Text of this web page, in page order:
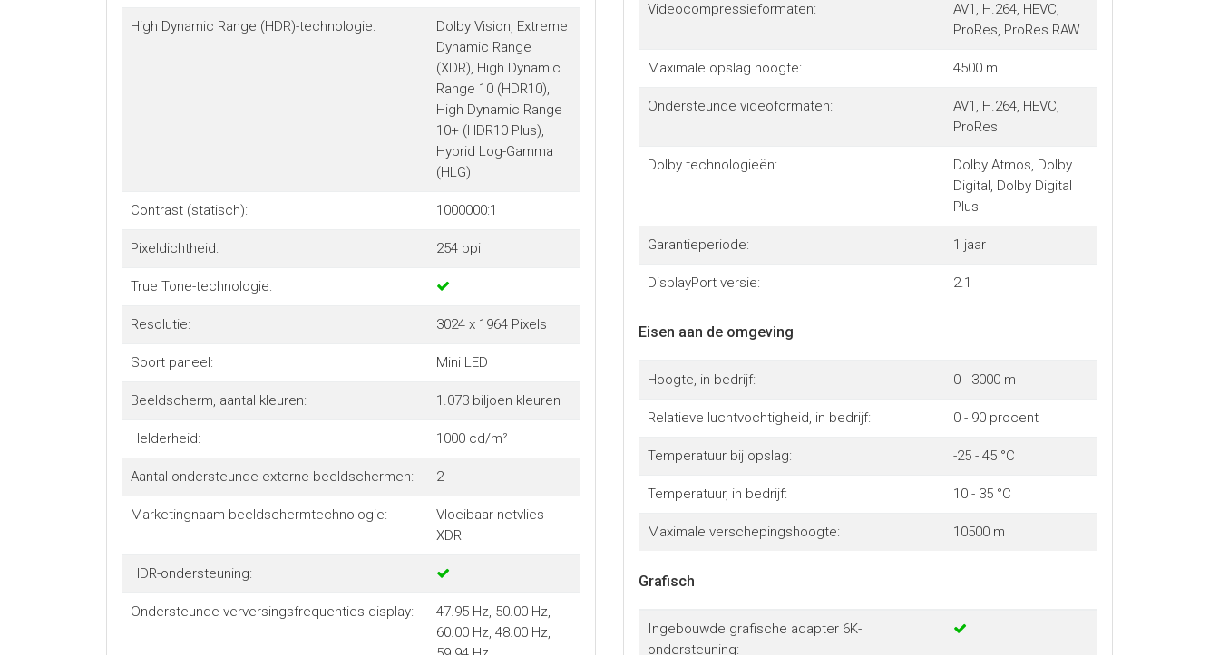
High Dynamic Range (HDR)-technologie:
Dolby Vision, Extreme
Dynamic Range
(XDR), High Dynamic
Range 10 (HDR10),
High Dynamic Range
10+ (HDR10 Plus),
Hybrid Log-Gamma
(HLG)
Contrast (statisch): 1000000:1
Pixeldichtheid: 254 ppi
True Tone-technologie:
Resolutie: 3024 x 1964 Pixels
Soort paneel: Mini LED
Beeldscherm, aantal kleuren: 1.073 biljoen kleuren
Helderheid: 1000 cd/m²
Aantal ondersteunde externe beeldschermen: 2
Marketingnaam beeldschermtechnologie:
Vloeibaar netvlies
XDR
HDR-ondersteuning:
Ondersteunde verversingsfrequenties display:
47.95 Hz, 50.00 Hz,
60.00 Hz, 48.00 Hz,
Videocompressieformaten:
AV1, H.264, HEVC,
ProRes, ProRes RAW
Maximale opslag hoogte: 4500 m
Ondersteunde videoformaten:
AV1, H.264, HEVC,
ProRes
Dolby technologieën:
Dolby Atmos, Dolby
Digital, Dolby Digital
Plus
Garantieperiode: 1 jaar
DisplayPort versie: 2.1
Eisen aan de omgeving
Hoogte, in bedrijf: 0 - 3000 m
Relatieve luchtvochtigheid, in bedrijf: 0 - 90 procent
Temperatuur bij opslag: -25 - 45 °C
Temperatuur, in bedrijf: 10 - 35 °C
Maximale verschepingshoogte: 10500 m
Grafisch
Ingebouwde grafische adapter 6K-
ondersteuning: